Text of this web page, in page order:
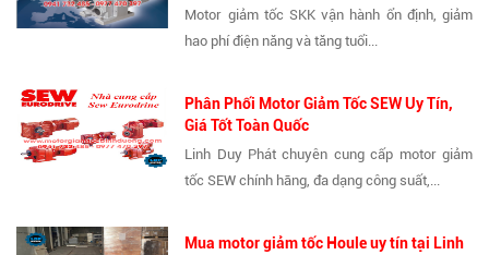
Motor giảm tốc SKK vận hành ổn định, giảm
hao phí điện năng và tăng tuổi...
Phân Phối Motor Giảm Tốc SEW Uy Tín,
Giá Tốt Toàn Quốc
Linh Duy Phát chuyên cung cấp motor giảm
tốc SEW chính hãng, đa dạng công suất,...
Mua motor giảm tốc Houle uy tín tại Linh